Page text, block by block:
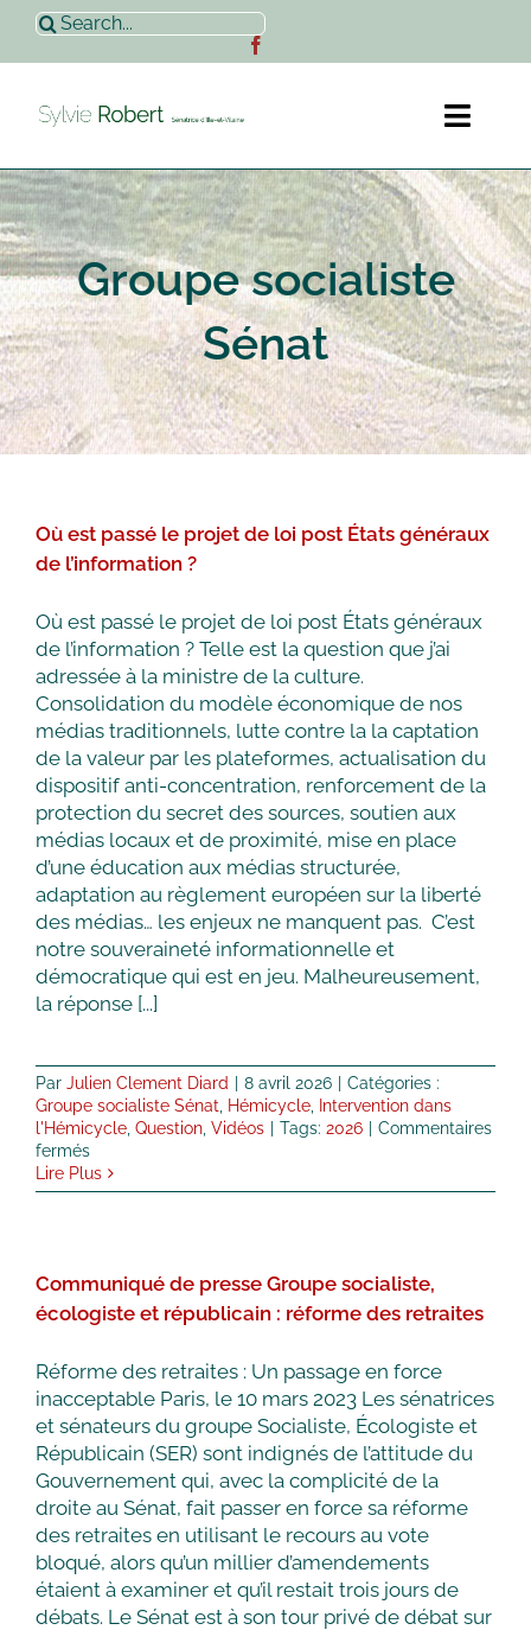
Passer
contenu
Rechercher:
Accueil
Sylvie Robert
Actualités
Contact
Groupe socialiste
Sénat
Où est passé le projet de loi post États généraux
de l’information ?
Où est passé le projet de loi post États généraux
de l’information ? Telle est la question que j’ai
adressée à la ministre de la culture.
Consolidation du modèle économique de nos
médias traditionnels, lutte contre la la captation
de la valeur par les plateformes, actualisation du
dispositif anti-concentration, renforcement de la
protection du secret des sources, soutien aux
médias locaux et de proximité, mise en place
d’une éducation aux médias structurée,
adaptation au règlement européen sur la liberté
des médias… les enjeux ne manquent pas. C’est
notre souveraineté informationnelle et
démocratique qui est en jeu. Malheureusement,
la réponse [...]
Par Julien Clement Diard 8 avril 2026
Catégories :
Groupe socialiste Sénat
Hémicycle,
Intervention dans
l'Hémicycle, Question, Vidéos Tags: 2026
Commentaires
ferméssur
Où
est
de
loi
post
généraux
de
l’information
Lire Plus
Communiqué de presse Groupe socialiste,
écologiste et républicain : réforme des retraites
Réforme des retraites : Un passage en force
inacceptable Paris, le 10 mars 2023 Les sénatrices
et sénateurs du groupe Socialiste, Écologiste et
Républicain (SER) sont indignés de l’attitude du
Gouvernement qui, avec la complicité de la
droite au Sénat, fait passer en force sa réforme
des retraites en utilisant le recours au vote
bloqué, alors qu’un millier d’amendements
étaient à examiner et qu’il restait trois jours de
débats. Le Sénat est à son tour privé de débat sur